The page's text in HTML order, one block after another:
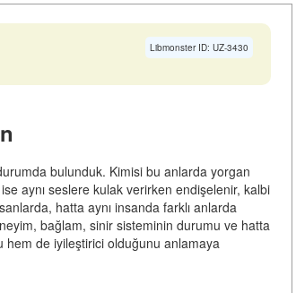
Libmonster ID: UZ-3430
bulunduk. Kimisi bu anlarda yorgan
aynı seslere kulak verirken endişelenir, kalbi
hatta aynı insanda farklı anlarda
bağlam, sinir sisteminin durumu ve hatta
hem de iyileştirici olduğunu anlamaya